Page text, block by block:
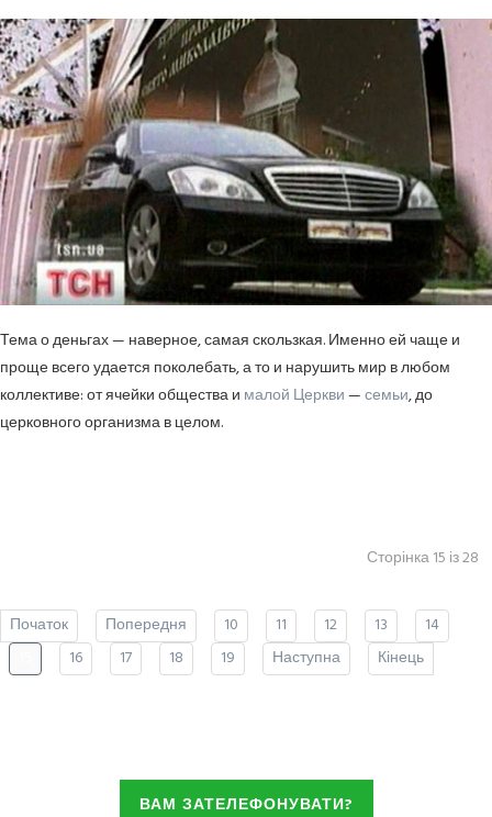
Тема о деньгах — наверное, самая скользкая. Именно ей чаще и
проще всего удается поколебать, а то и нарушить мир в любом
коллективе: от ячейки общества и малой Церкви—семьи, до
церковного организма в целом.
Сторінка 15 із 28
Початок Попередня 10 11 12 13
14
16 17 18 19 Наступна Кінець
ВАМ ЗАТЕЛЕФОНУВАТИ?